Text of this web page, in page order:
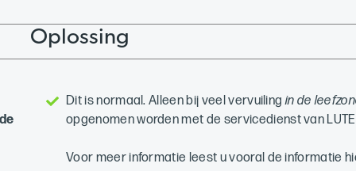
Oplossing
Dit is normaal. Alleen bij veel vervuilingin de
opgenomen worden met de servicedienst van
Voor meer informatie leest u vooral de informatie